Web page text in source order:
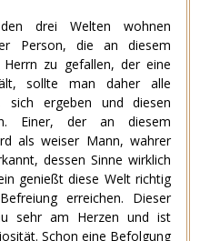
drei Welten wohnen
Person, die an diesem
zu gefallen, der eine
sollte man daher alle
sich ergeben und diesen
Einer, der an diesem
als weiser Mann, wahrer
dessen Sinne wirklich
genießt diese Welt richtig
erreichen. Dieser
sehr am Herzen und ist
Schon eine Befolgung